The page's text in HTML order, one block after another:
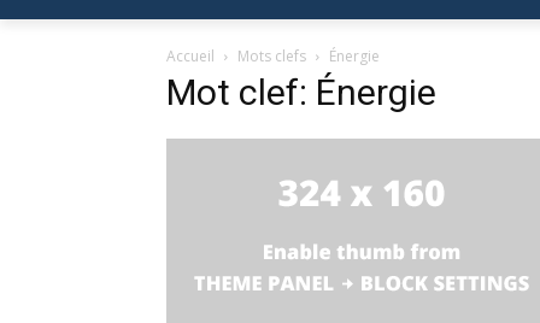
Accueil Mots clefs Énergie
Mot clef: Énergie